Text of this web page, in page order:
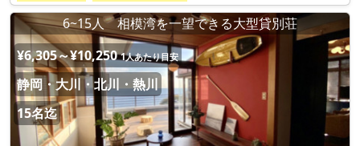
6~15人 相模湾を一望できる大型貸別荘
¥6,305～¥10,250 1人あたり目安
静岡・大川・北川・熱川
15名迄